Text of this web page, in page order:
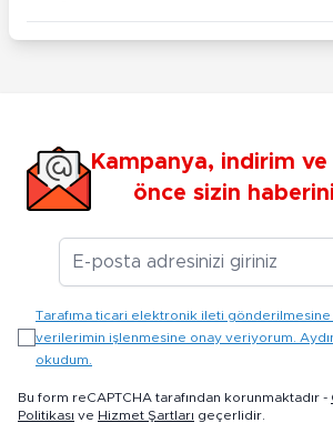
Kampanya, indirim ve
önce sizin
E-posta
Tarafıma ticari elektronik ileti
verilerimin işlenmesine onay veriyorum.
okudum.
Bu form reCAPTCHA tarafından korunmaktadır -
Politikası ve Hizmet Şartları geçerlidir.